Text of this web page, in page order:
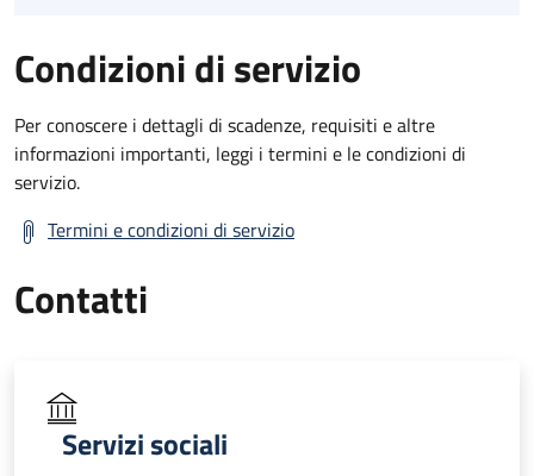
Condizioni di servizio
Per conoscere i dettagli di scadenze, requisiti e altre
informazioni importanti, leggi i termini e le condizioni di
servizio.
Termini e condizioni di servizio
Contatti
Servizi sociali